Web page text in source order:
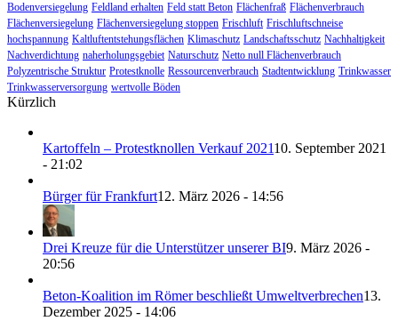
Bodenversiegelung Feldland erhalten Feld statt Beton Flächenfraß Flächenverbrauch
Flächenversiegelung Flächenversiegelung stoppen Frischluft Frischluftschneise
hochspannung Kaltluftentstehungsflächen Klimaschutz Landschaftsschutz Nachhaltigkeit
Nachverdichtung naherholungsgebiet Naturschutz Netto null Flächenverbrauch
Polyzentrische Struktur Protestknolle Ressourcenverbrauch Stadtentwicklung Trinkwasser
Trinkwasserversorgung wertvolle Böden
Kürzlich
Kartoffeln – Protestknollen Verkauf 202110. September 2021
- 21:02
Bürger für Frankfurt12. März 2026 - 14:56
Drei Kreuze für die Unterstützer unserer BI9. März 2026 -
20:56
Beton-Koalition im Römer beschließt Umweltverbrechen13.
Dezember 2025 - 14:06